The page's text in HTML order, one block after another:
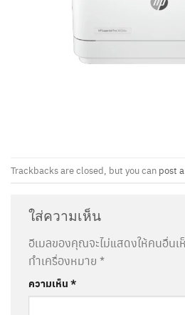
Trackbacks are closed, but you can post
ใส่ความเห็น
อีเมลของคุณจะไม่แสดงให้คนอื่นเ
ทำเครื่องหมาย *
ความเห็น*